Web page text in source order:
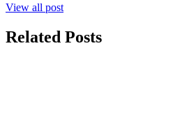
View all post
Related Posts